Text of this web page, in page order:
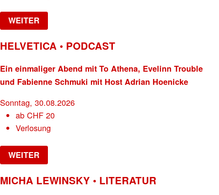
WEITER
HELVETICA • PODCAST
Ein einmaliger Abend mit To Athena, Evelinn Trouble
und Fabienne Schmuki mit Host Adrian Hoenicke
Sonntag, 30.08.2026
abCHF 20
Verlosung
WEITER
MICHA LEWINSKY • LITERATUR